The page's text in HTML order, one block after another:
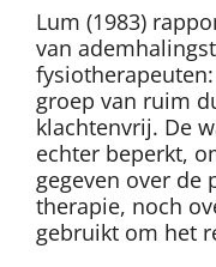
Lum (1983)
van
groep van ruim
klachtenvrij. De
echter beperkt,
gegeven over de
therapie, noch
gebruikt om het